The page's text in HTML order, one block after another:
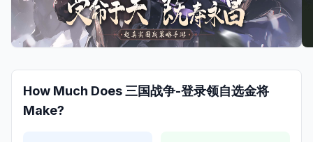
How Much Does 三国战争-登录领自选金将
Make?